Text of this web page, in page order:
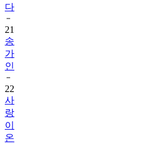
다
21
송
가
인
22
사
랑
이
온